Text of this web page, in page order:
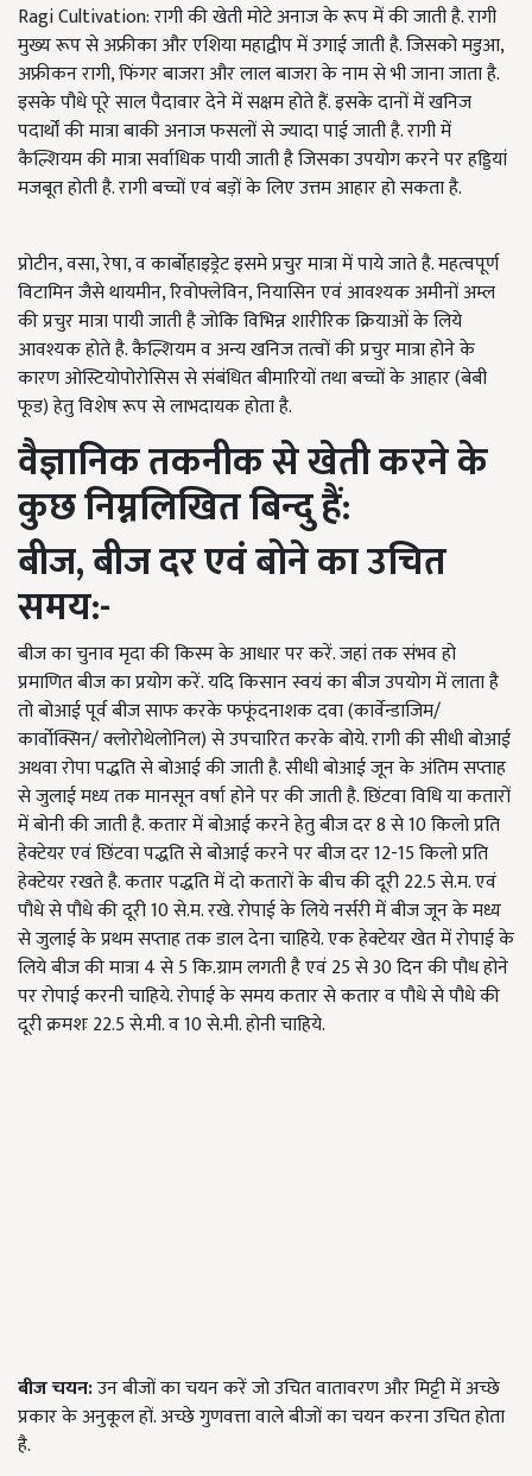
Ragi Cultivation: रागी की खेती मोटे अनाज के रूप में की जाती है. रागी
मुख्य रूप से अफ्रीका और एशिया महाद्वीप में उगाई जाती है. जिसको मडुआ,
अफ्रीकन रागी, फिंगर बाजरा और लाल बाजरा के नाम से भी जाना जाता है.
इसके पौधे पूरे साल पैदावार देने में सक्षम होते हैं. इसके दानों में खनिज
पदार्थों की मात्रा बाकी अनाज फसलों से ज्यादा पाई जाती है. रागी में
कैल्शियम की मात्रा सर्वाधिक पायी जाती है जिसका उपयोग करने पर हड्डियां
मजबूत होती है. रागी बच्चों एवं बड़ों के लिए उत्तम आहार हो सकता है.
प्रोटीन, वसा, रेषा, व कार्बोहाइड्रेट इसमे प्रचुर मात्रा में पाये जाते है. महत्वपूर्ण
विटामिन जैसे थायमीन, रिवोफ्लेविन, नियासिन एवं आवश्यक अमीनों अम्ल
की प्रचुर मात्रा पायी जाती है जोकि विभिन्न शारीरिक क्रियाओं के लिये
आवश्यक होते है. कैल्शियम व अन्य खनिज तत्वों की प्रचुर मात्रा होने के
कारण ओस्टियोपोरोसिस से संबंधित बीमारियों तथा बच्चों के आहार (बेबी
फूड) हेतु विशेष रूप से लाभदायक होता है.
वैज्ञानिक तकनीक से खेती करने के
कुछ निम्नलिखितबिन्दुहैं:
बीज,बीज दरएवंबोनेकाउचित
समय:-
बीज का चुनाव मृदा की किस्म के आधार पर करें. जहां तक संभव हो
प्रमाणित बीज का प्रयोग करें. यदि किसान स्वयं का बीज उपयोग में लाता है
तो बोआई पूर्व बीज साफ करके फफूंदनाशक दवा (कार्वेन्डाजिम/
कार्वोक्सिन/ क्लोरोथेलोनिल) से उपचारित करके बोये. रागी की सीधी बोआई
अथवा रोपा पद्धति से बोआई की जाती है. सीधी बोआई जून के अंतिम सप्ताह
से जुलाई मध्य तक मानसून वर्षा होने पर की जाती है. छिंटवा विधि या कतारों
में बोनी की जाती है. कतार में बोआई करने हेतु बीज दर 8 से 10 किलो प्रति
हेक्टेयर एवं छिंटवा पद्धति से बोआई करने पर बीज दर 12-15 किलो प्रति
हेक्टेयर रखते है. कतार पद्धति में दो कतारों के बीच की दूरी 22.5 से.म. एवं
पौधे से पौधे की दूरी 10 से.म. रखे. रोपाई के लिये नर्सरी में बीज जून के मध्य
से जुलाई के प्रथम सप्ताह तक डाल देना चाहिये. एक हेक्टेयर खेत में रोपाई के
लिये बीज की मात्रा 4 से 5 कि.ग्राम लगती है एवं 25 से 30 दिन की पौध होने
पर रोपाई करनी चाहिये. रोपाई के समय कतार से कतार व पौधे से पौधे की
दूरी क्रमशः 22.5 से.मी. व 10 से.मी. होनी चाहिये.
बीज चयन:उन बीजों का चयन करें जो उचित वातावरण और मिट्टी में अच्छे
प्रकार के अनुकूल हों. अच्छे गुणवत्ता वाले बीजों का चयन करना उचित होता
है.